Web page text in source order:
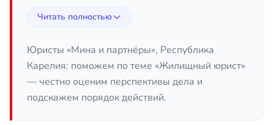
чувствительных сфер жизни человека, поэтому
способны затронуть интересы сразу нескольких
сторон. Жилищный юрист в регионе Республика
Карелия помогает разобраться в сложных
правовых ситуациях, связанных с пользованием,
владением и распоряжением жилыми
Читать полностью
Юристы «Мина и партнёры», Республика
Карелия: поможем по теме «Жилищный юрист»
— честно оценим перспективы дела и
подскажем порядок действий.